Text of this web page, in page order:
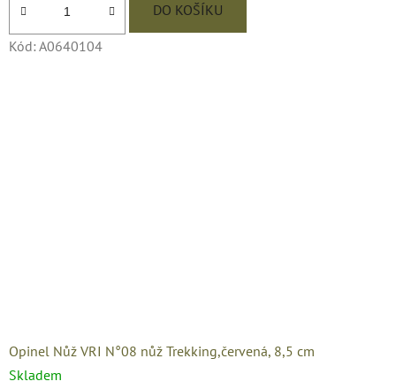
DO KOŠÍKU
Kód: A0640104
Opinel Nůž VRI N°08 nůž Trekking,červená, 8,5 cm
Skladem